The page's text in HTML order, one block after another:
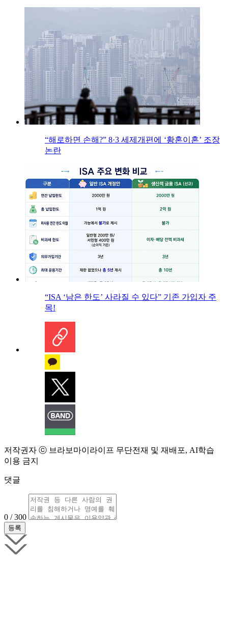
“해로하면 손해?” 8·3 세제개편에 ‘황혼이혼’ 조장
논란
“ISA ‘남은 한도’ 사라질 수 있다” 기존 가입자 주
목!
저작권자 ⓒ 브라보마이라이프 무단전재 및 재배포, AI학습
이용 금지
댓글
0 / 300